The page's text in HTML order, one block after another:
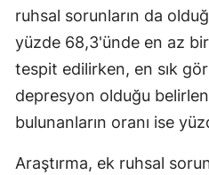
ruhsal sorunların da
yüzde 68,3'ünde en az
tespit edilirken, en sık
depresyon olduğu
bulunanların oranı ise
Araştırma, ek ruhsal